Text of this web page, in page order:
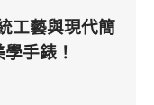
工藝與現代簡
手錶！